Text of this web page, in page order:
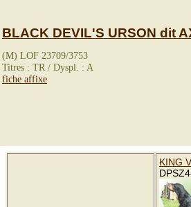
BLACK DEVIL'S URSON dit
(M) LOF 23709/3753
Titres : TR / Dyspl. : A
fiche affixe
KING